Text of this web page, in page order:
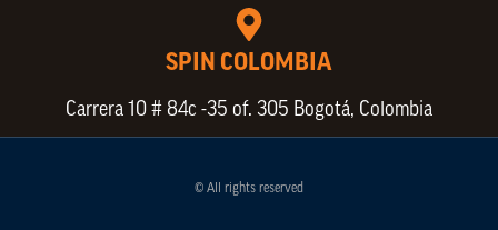
SPIN COLOMBIA
Carrera 10 # 84c -35 of. 305 Bogotá, Colombia
© All rights reserved